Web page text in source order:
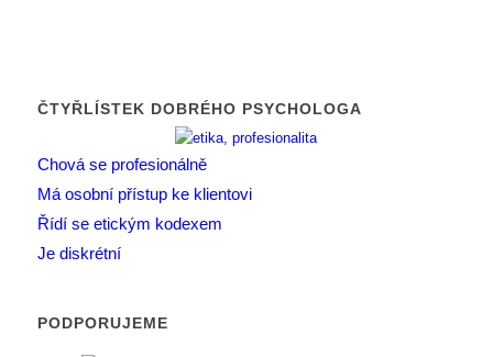
ČTYŘLÍSTEK DOBRÉHO PSYCHOLOGA
Chová se profesionálně
Má osobní přístup ke klientovi
Řídí se etickým kodexem
Je diskrétní
PODPORUJEME